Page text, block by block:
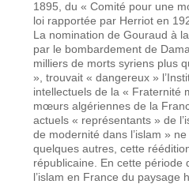
1895, du « Comité pour une
loi rapportée par Herriot en
La nomination de Gouraud à
par le bombardement de
milliers de morts syriens plus
», trouvait « dangereux »
intellectuels de la « Fraternité
mœurs algériennes de la
actuels « représentants » de
de modernité dans l’islam »
quelques autres, cette
républicaine. En cette période
l’islam en France du paysage